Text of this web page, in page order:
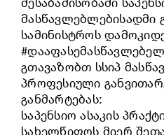
მასწავლებლებისადმი
სამინისტროს
გთავაზობთ სსიპ
პროფესიული
განმარტებას:
საპენსიო ასაკის
სახელწიფოს მიერ